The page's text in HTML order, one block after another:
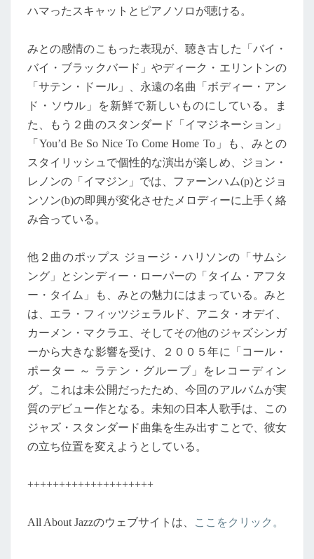
ハマったスキャットとピアノソロが聴ける。
みとの感情のこもった表現が、聴き古した「バイ・
バイ・ブラックバード」やディーク・エリントンの
「サテン・ドール」、永遠の名曲「ボディー・アン
ド・ソウル」を新鮮で新しいものにしている。ま
た、もう２曲のスタンダード「イマジネーション」
「You’d Be So Nice To Come Home To」も、みとの
スタイリッシュで個性的な演出が楽しめ、ジョン・
レノンの「イマジン」では、ファーンハム(p)とジョ
ンソン(b)の即興が変化させたメロディーに上手く絡
み合っている。
他２曲のポップス ジョージ・ハリソンの「サムシ
ング」とシンディー・ローパーの「タイム・アフタ
ー・タイム」も、みとの魅力にはまっている。みと
は、エラ・フィッツジェラルド、アニタ・オデイ、
カーメン・マクラエ、そしてその他のジャズシンガ
ーから大きな影響を受け、２００５年に「コール・
ポーター ～ ラテン・グルーブ」をレコーディン
グ。これは未公開だったため、今回のアルバムが実
質のデビュー作となる。未知の日本人歌手は、この
ジャズ・スタンダード曲集を生み出すことで、彼女
の立ち位置を変えようとしている。
++++++++++++++++++++
All About Jazzのウェブサイトは、 ここをクリック。